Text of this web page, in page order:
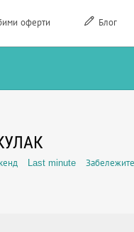
оферти Блог
Last minute